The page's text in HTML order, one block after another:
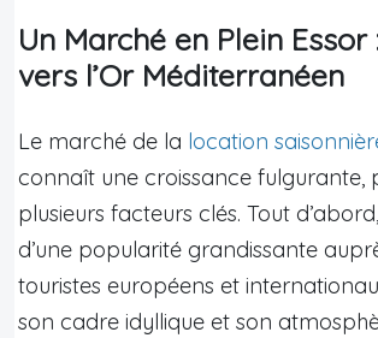
Un Marché en Plein Essor
vers l’Or Méditerranéen
Le marché de la location
connaît une croissance fulgurante,
plusieurs facteurs clés. Tout
d’une popularité grandissante
touristes européens et
son cadre idyllique et son